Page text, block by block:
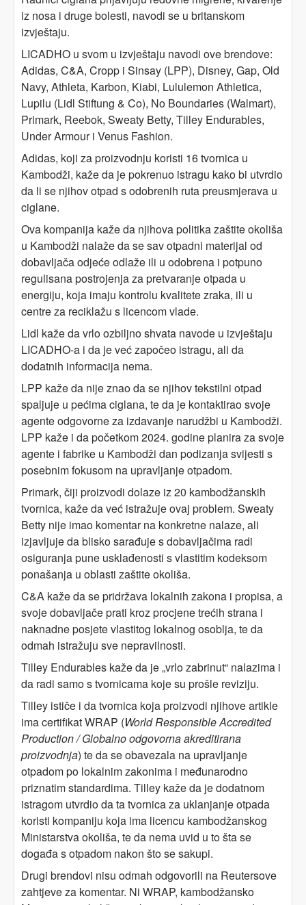
iz nosa i druge bolesti, navodi se u britanskom
izvještaju.
LICADHO u svom u izvještaju navodi ove brendove:
Adidas, C&A, Cropp i Sinsay (LPP), Disney, Gap, Old
Navy, Athleta, Karbon, Kiabi, Lululemon Athletica,
Lupilu (Lidl Stiftung & Co), No Boundaries (Walmart),
Primark, Reebok, Sweaty Betty, Tilley Endurables,
Under Armour i Venus Fashion.
Adidas, koji za proizvodnju koristi 16 tvornica u
Kambodži, kaže da je pokrenuo istragu kako bi utvrdio
da li se njihov otpad s odobrenih ruta preusmjerava u
ciglane.
Ova kompanija kaže da njihova politika zaštite okoliša
u Kambodži nalaže da se sav otpadni materijal od
dobavljača odjeće odlaže ili u odobrena i potpuno
regulisana postrojenja za pretvaranje otpada u
energiju, koja imaju kontrolu kvalitete zraka, ili u
centre za reciklažu s licencom vlade.
Lidl kaže da vrlo ozbiljno shvata navode u izvještaju
LICADHO-a i da je već započeo istragu, ali da
dodatnih informacija nema.
LPP kaže da nije znao da se njihov tekstilni otpad
spaljuje u pećima ciglana, te da je kontaktirao svoje
agente odgovorne za izdavanje narudžbi u Kambodži.
LPP kaže i da početkom 2024. godine planira za svoje
agente i fabrike u Kambodži dan podizanja svijesti s
posebnim fokusom na upravljanje otpadom.
Primark, čiji proizvodi dolaze iz 20 kambodžanskih
tvornica, kaže da već istražuje ovaj problem. Sweaty
Betty nije imao komentar na konkretne nalaze, ali
izjavljuje da blisko sarađuje s dobavljačima radi
osiguranja pune usklađenosti s vlastitim kodeksom
ponašanja u oblasti zaštite okoliša.
C&A kaže da se pridržava lokalnih zakona i propisa, a
svoje dobavljače prati kroz procjene trećih strana i
naknadne posjete vlastitog lokalnog osoblja, te da
odmah istražuju sve nepravilnosti.
Tilley Endurables kaže da je „vrlo zabrinut“ nalazima i
da radi samo s tvornicama koje su prošle reviziju.
Tilley ističe i da tvornica koja proizvodi njihove artikle
ima certifikat WRAP (World Responsible Accredited
Production / Globalno odgovorna akreditirana
proizvodnja) te da se obavezala na upravljanje
otpadom po lokalnim zakonima i međunarodno
priznatim standardima. Tilley kaže da je dodatnom
istragom utvrdio da ta tvornica za uklanjanje otpada
koristi kompaniju koja ima licencu kambodžanskog
Ministarstva okoliša, te da nema uvid u to šta se
događa s otpadom nakon što se sakupi.
Drugi brendovi nisu odmah odgovorili na Reutersove
zahtjeve za komentar. Ni WRAP, kambodžansko